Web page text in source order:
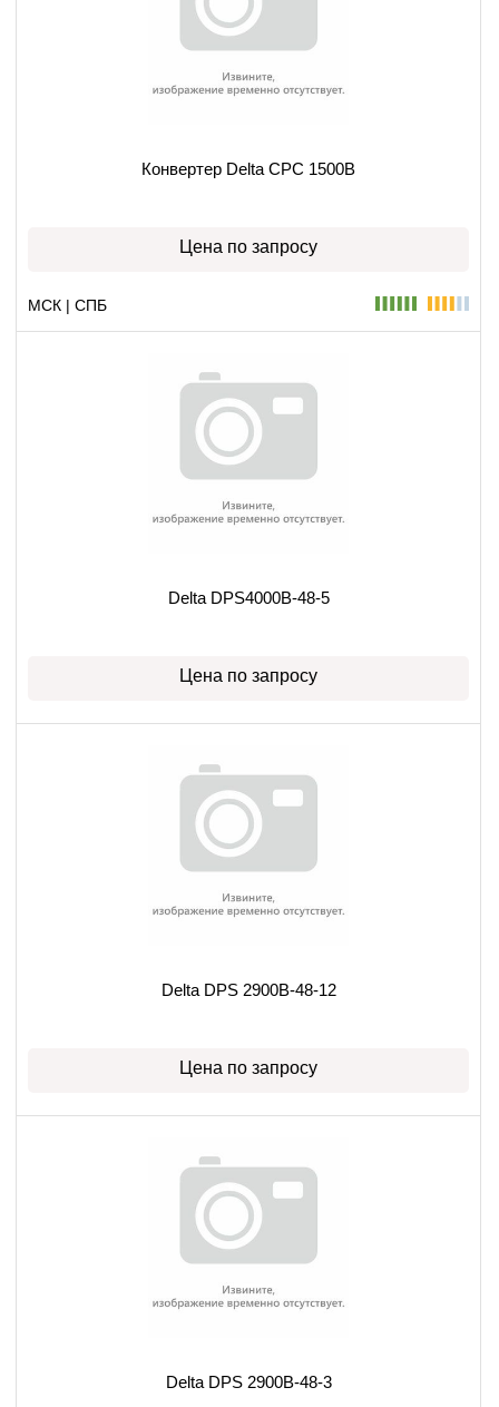
Конвертер Delta CPC 1500B
Цена по запросу
МСК | СПБ
Delta DPS4000B-48-5
Цена по запросу
Delta DPS 2900B-48-12
Цена по запросу
Delta DPS 2900B-48-3